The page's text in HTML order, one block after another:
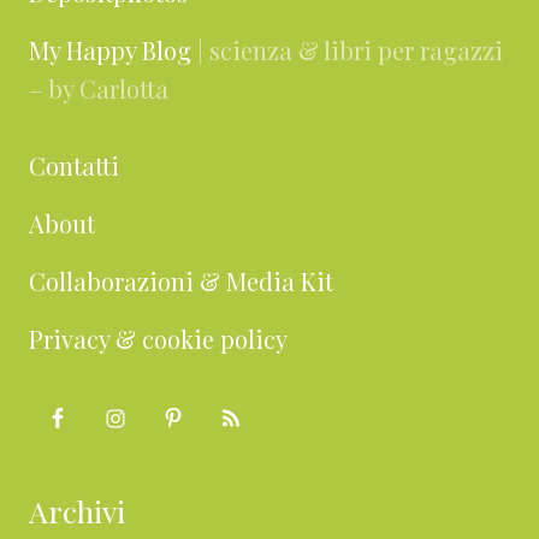
My Happy Blog | scienza & libri per ragazzi
– by Carlotta
Contatti
About
Collaborazioni & Media Kit
Privacy & cookie policy
Archivi